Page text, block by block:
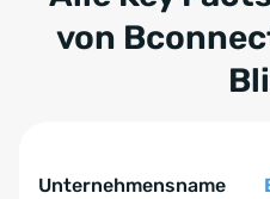
von
Unternehmensname